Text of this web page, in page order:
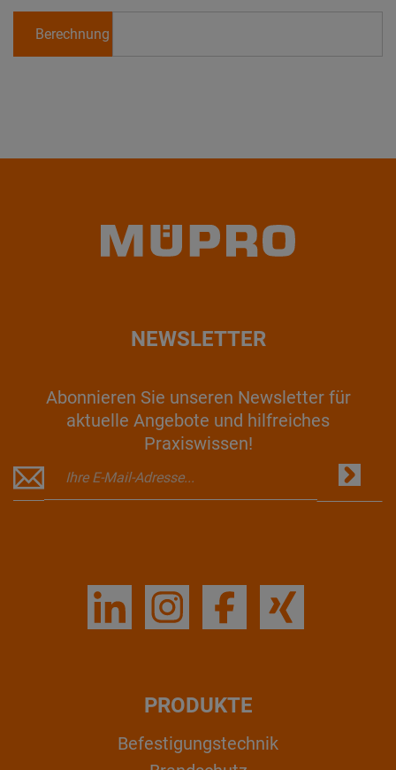
Berechnung
NEWSLETTER
Abonnieren Sie unseren Newsletter für
aktuelle Angebote und hilfreiches
Praxiswissen!
PRODUKTE
Befestigungstechnik